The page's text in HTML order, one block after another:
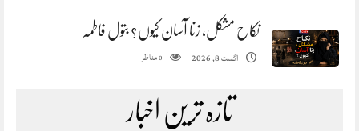
نکاح مشکل، زنا آسان کیوں؟ بتول فاطمہ
اگست 8, 2026 0مناظر
تازہ ترین اخبار